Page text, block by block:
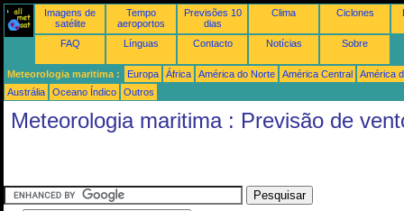
Imagens de
satélite
Tempo
aeroportos
Previsões 10
dias
Clima Ciclones
FAQ Línguas Contacto Notícias Sobre
Meteorologia maritima : Europa África América do Norte América Central
América
Austrália
Oceano Índico Outros
Meteorologia maritima : Previsão de